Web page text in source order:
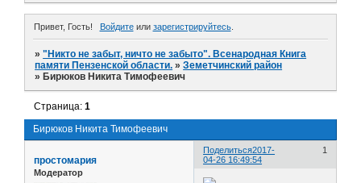
Привет, Гость! Войдитеили зарегистрируйтесь.
»"Никто не забыт, ничто не забыто". Всенародная Книга
памяти Пензенской области. »Земетчинский район
» Бирюков Никита Тимофеевич
Бирюков Никита Тимофеевич
Страница:1
Поделиться 1
2017-
04-26 16:49:54
простомария
Модератор